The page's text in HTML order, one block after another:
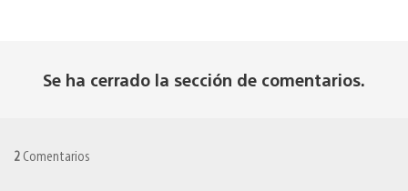
Se ha cerrado la sección de comentarios.
2 Comentarios